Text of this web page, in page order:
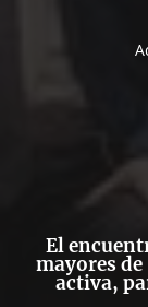
El
mayores
activa,